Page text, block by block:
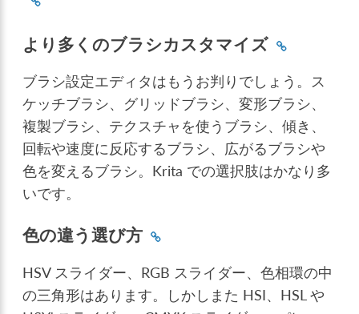
より多くのブラシカスタマイズ
ブラシ設定エディタはもうお判りでしょう。ス
ケッチブラシ、グリッドブラシ、変形ブラシ、
複製ブラシ、テクスチャを使うブラシ、傾き、
回転や速度に反応するブラシ、広がるブラシや
色を変えるブラシ。Krita での選択肢はかなり多
いです。
色の違う選び方
HSV スライダー、RGB スライダー、色相環の中
の三角形はあります。しかしまた HSI、HSL や